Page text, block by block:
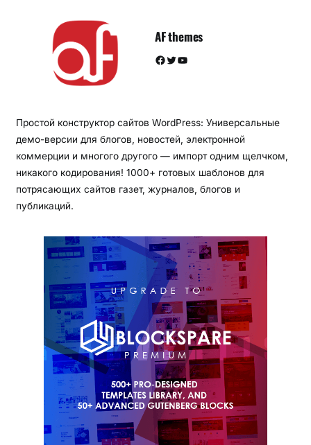
AF themes
Facebook Twitter YouTube
Простой конструктор сайтов WordPress: Универсальные
демо-версии для блогов, новостей, электронной
коммерции и многого другого — импорт одним щелчком,
никакого кодирования! 1000+ готовых шаблонов для
потрясающих сайтов газет, журналов, блогов и
публикаций.